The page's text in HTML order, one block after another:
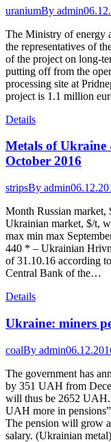
uraniumBy admin
The Ministry of energy
the representatives of
of the project on long-
putting off from the
processing site at
project is 1.1 million
Details
Metals of Ukraine
October 2016
stripsBy admin
Month Russian
Ukrainian market, $/t,
max min max
440 * – Ukrainian
of 31.10.16 according
Central Bank of the…
Details
Ukraine: miners
coalBy admin
The government has
by 351 UAH from
will thus be 2652 UAH.
UAH more in
The pension will grow
salary. (Ukrainian metal)